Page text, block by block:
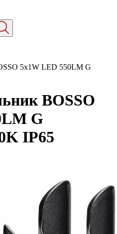
5х1W LED 550LM G
BOSSO
G
IP65